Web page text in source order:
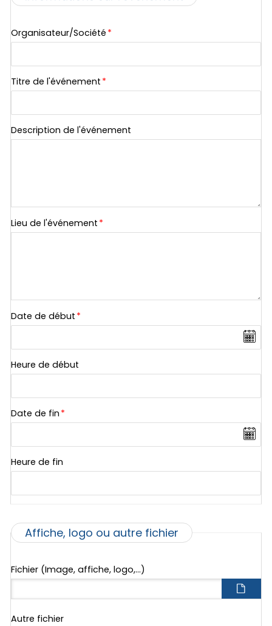
Organisateur/Société *
Titre de l'événement *
Description de l'événement
Lieu de l'événement *
Date de début *
Heure de début
Date de fin *
Heure de fin
Affiche, logo ou autre fichier
Fichier (Image, affiche, logo,...)
Autre fichier